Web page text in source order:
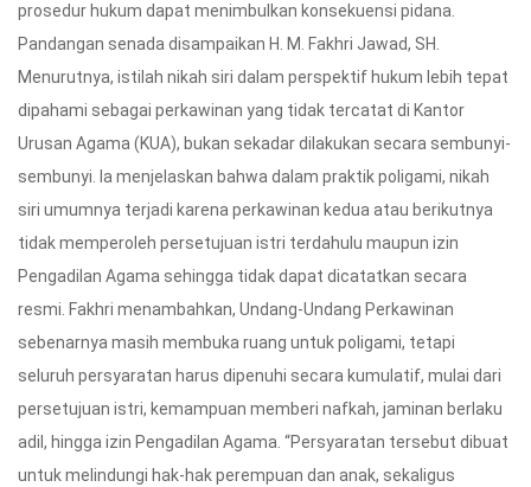
prosedur hukum dapat menimbulkan konsekuensi pidana.
Pandangan senada disampaikan H. M. Fakhri Jawad, SH.
Menurutnya, istilah nikah siri dalam perspektif hukum lebih tepat
dipahami sebagai perkawinan yang tidak tercatat di Kantor
Urusan Agama (KUA), bukan sekadar dilakukan secara sembunyi-
sembunyi. Ia menjelaskan bahwa dalam praktik poligami, nikah
siri umumnya terjadi karena perkawinan kedua atau berikutnya
tidak memperoleh persetujuan istri terdahulu maupun izin
Pengadilan Agama sehingga tidak dapat dicatatkan secara
resmi. Fakhri menambahkan, Undang-Undang Perkawinan
sebenarnya masih membuka ruang untuk poligami, tetapi
seluruh persyaratan harus dipenuhi secara kumulatif, mulai dari
persetujuan istri, kemampuan memberi nafkah, jaminan berlaku
adil, hingga izin Pengadilan Agama. “Persyaratan tersebut dibuat
untuk melindungi hak-hak perempuan dan anak, sekaligus